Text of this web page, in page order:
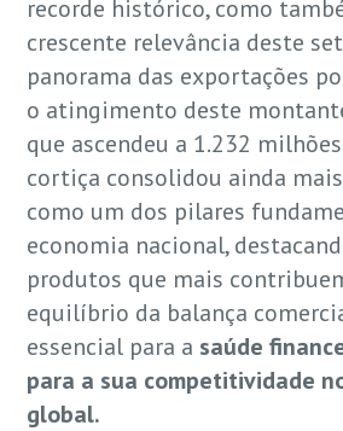
recorde histórico, como
crescente relevância deste
panorama das exportações
o atingimento deste
que ascendeu a 1.232
cortiça consolidou ainda
como um dos pilares
economia nacional,
produtos que mais
equilíbrio da balança
essencial para a saúde
para a sua competitividade
global.